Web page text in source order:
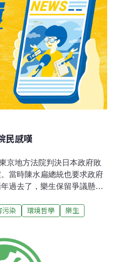
中風處」，只會推託人手不
，已將全案交由檢調偵辦。
發現870張照片有重複使用
步全面清查所有棄土照片，
土造假的新莊線新莊機場
萬元左右，相對於已支付的
，比例只
民感嘆
京地方法院判決日本政府敗
當時陳水扁總統也要求政府
過去了，樂生保留爭議懸而
間團體則選在今天要求趕快
樂生院民選在漢生病患告日
沒有人願意指定樂生院為古
躺在立法院等待三讀，週五
污染 環境哲學
樂生